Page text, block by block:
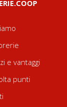
e vantaggi
punti